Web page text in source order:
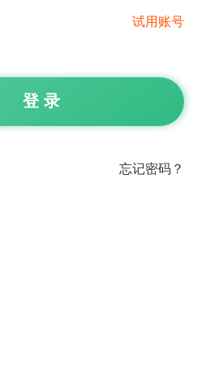
试用账号
登 录
忘记密码？